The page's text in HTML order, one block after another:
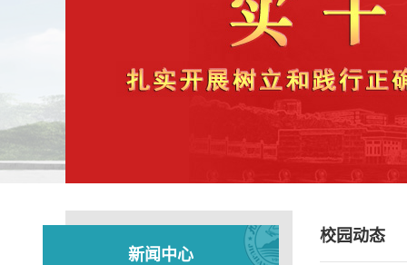
新闻中心
校园动态